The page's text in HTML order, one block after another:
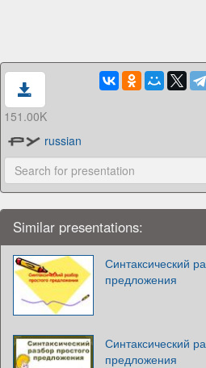
151.00K
russian
Similar presentations:
Синтаксический
предложения
Синтаксический
предложения